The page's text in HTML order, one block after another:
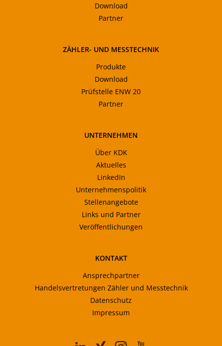
Download
Partner
ZÄHLER- UND MESSTECHNIK
Produkte
Download
Prüfstelle ENW 20
Partner
UNTERNEHMEN
Über KDK
Aktuelles
LinkedIn
Unternehmenspolitik
Stellenangebote
Links und Partner
Veröffentlichungen
KONTAKT
Ansprechpartner
Handelsvertretungen Zähler und Messtechnik
Datenschutz
Impressum